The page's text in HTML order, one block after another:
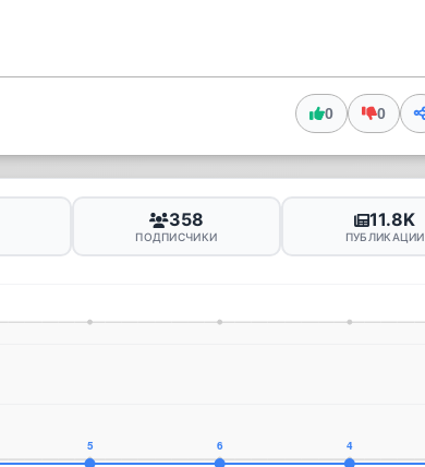
0 0
358
ПОДПИСЧИКИ
11.8K
ПУБЛИКАЦИИ